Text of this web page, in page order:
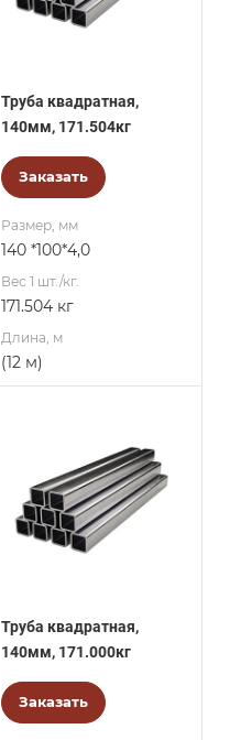
Труба квадратная,
140мм, 171.504кг
Заказать
Размер, мм
140 *100*4,0
Вес 1 шт./кг.
171.504 кг
Длина, м
(12 м)
Труба квадратная,
140мм, 171.000кг
Заказать